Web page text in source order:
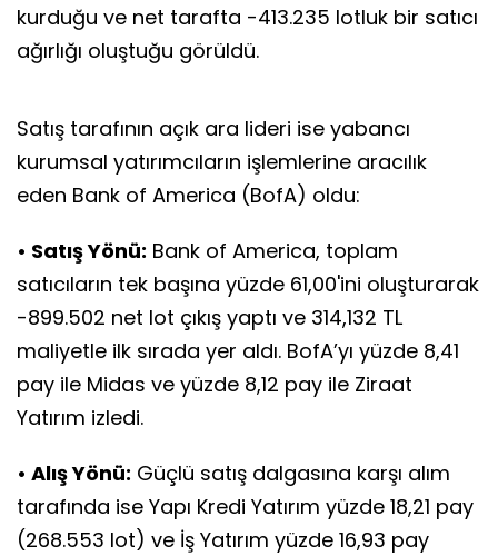
kurduğu ve net tarafta -413.235 lotluk bir satıcı
ağırlığı oluştuğu görüldü.
Satış tarafının açık ara lideri ise yabancı
kurumsal yatırımcıların işlemlerine aracılık
eden Bank of America (BofA) oldu:
• Satış Yönü: Bank of America, toplam
satıcıların tek başına yüzde 61,00'ini oluşturarak
-899.502 net lot çıkış yaptı ve 314,132 TL
maliyetle ilk sırada yer aldı. BofA’yı yüzde 8,41
pay ile Midas ve yüzde 8,12 pay ile Ziraat
Yatırım izledi.
• Alış Yönü: Güçlü satış dalgasına karşı alım
tarafında ise Yapı Kredi Yatırım yüzde 18,21 pay
(268.553 lot) ve İş Yatırım yüzde 16,93 pay